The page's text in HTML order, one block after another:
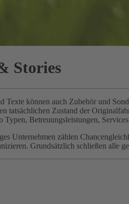
Stories
Texte können auch Zubehör und
tatsächlichen Zustand der
Typen, Betreuungsleistungen,
Unternehmen zählen
Grundsätzlich schließen alle